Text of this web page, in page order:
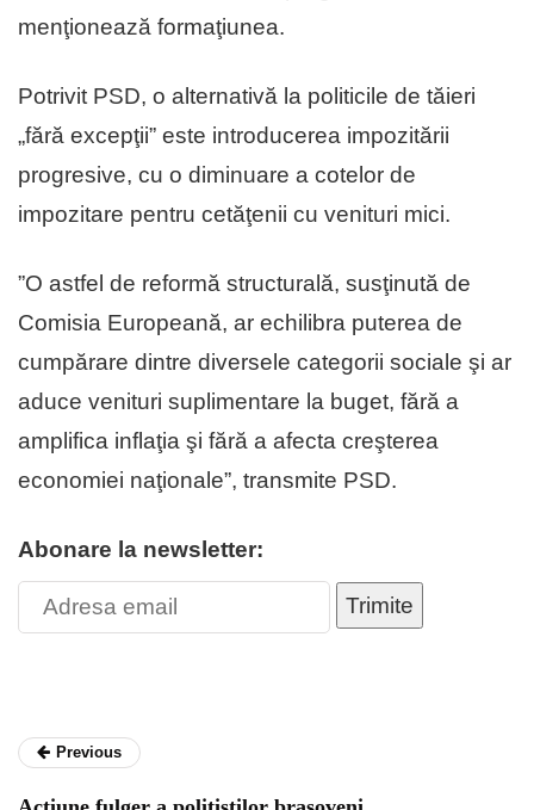
menţionează formaţiunea.
Potrivit PSD, o alternativă la politicile de tăieri
„fără excepţii” este introducerea impozitării
progresive, cu o diminuare a cotelor de
impozitare pentru cetăţenii cu venituri mici.
”O astfel de reformă structurală, susţinută de
Comisia Europeană, ar echilibra puterea de
cumpărare dintre diversele categorii sociale şi ar
aduce venituri suplimentare la buget, fără a
amplifica inflaţia şi fără a afecta creşterea
economiei naţionale”, transmite PSD.
Abonare la newsletter:
Trimite
Previous